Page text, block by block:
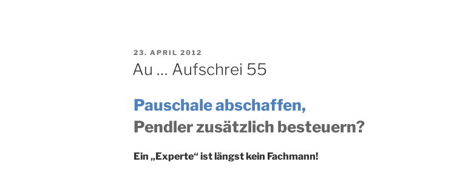
VERÖFFENTLICHT
AM
23. APRIL 2012
Au … Aufschrei 55
Pauschale abschaffen,
Pendler zusätzlich besteuern?
Ein „Experte“ ist längst kein Fachmann!